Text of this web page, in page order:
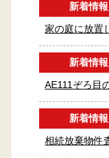
新着情報
家の庭に放置
新着情報
AE111ぞろ目
新着情報
相続放棄物件